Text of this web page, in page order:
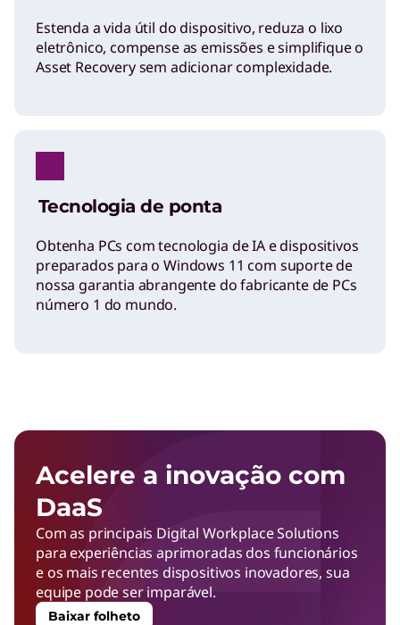
Estenda a vida útil do dispositivo, reduza o lixo
eletrônico, compense as emissões e simplifique o
Asset Recovery sem adicionar complexidade.
Tecnologia de ponta
Obtenha PCs com tecnologia de IA e dispositivos
preparados para o Windows 11 com suporte de
nossa garantia abrangente do fabricante de PCs
número 1 do mundo.
Acelere a inovação com
DaaS
Com as principais Digital Workplace Solutions
para experiências aprimoradas dos funcionários
e os mais recentes dispositivos inovadores, sua
equipe pode ser imparável.
Baixar folheto